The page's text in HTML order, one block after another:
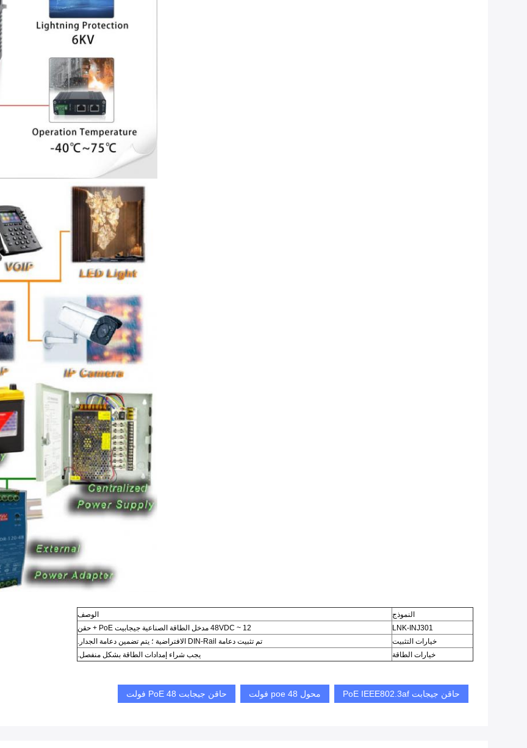
النموذج
الوصف
LNK-INJ301
12 ~ 48VDC مدخل الطاقة الصناعية جيجابيت PoE + حقن
خيارات التثبيت
تم تثبيت دعامة DIN-Rail الافتراضية ؛ يتم تضمين دعامة الجدار.
خيارات الطاقة
يجب شراء إمدادات الطاقة بشكل منفصل.
حاقن جيجابت PoE IEEE802.3af محول poe 48 فولت حاقن جيجابت PoE 48 فولت